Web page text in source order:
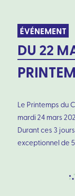
ÉVÉNEMENT
DU 22
Le Printemps du
mardi 24 mars
Durant ces 3
exceptionnel de